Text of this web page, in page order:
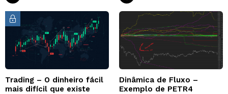
Trading – O dinheiro fácil
mais difícil que existe
Dinâmica de Fluxo –
Exemplo de PETR4